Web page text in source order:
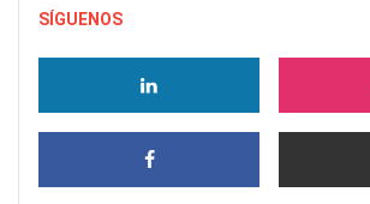
SÍGUENOS